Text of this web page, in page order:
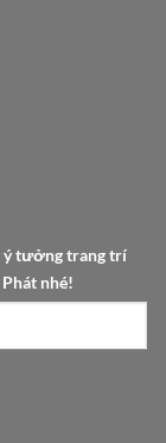
ý tưởng trang trí
nhé!